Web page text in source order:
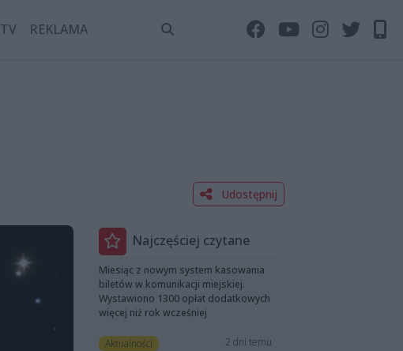
TV REKLAMA
Udostępnij
Najczęściej czytane
Miesiąc z nowym system kasowania
biletów w komunikacji miejskiej.
Wystawiono 1300 opłat dodatkowych
więcej niż rok wcześniej
Aktualności 2 dni temu